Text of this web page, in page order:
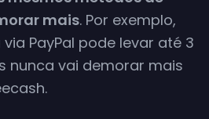
mais. Por exemplo,
PayPal pode levar até 3
nunca vai demorar mais